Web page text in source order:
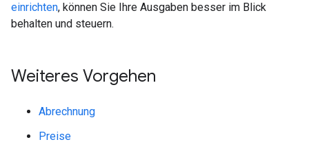
einrichten, können Sie Ihre Ausgaben besser im Blick
behalten und steuern.
Weiteres Vorgehen
Abrechnung
Preise